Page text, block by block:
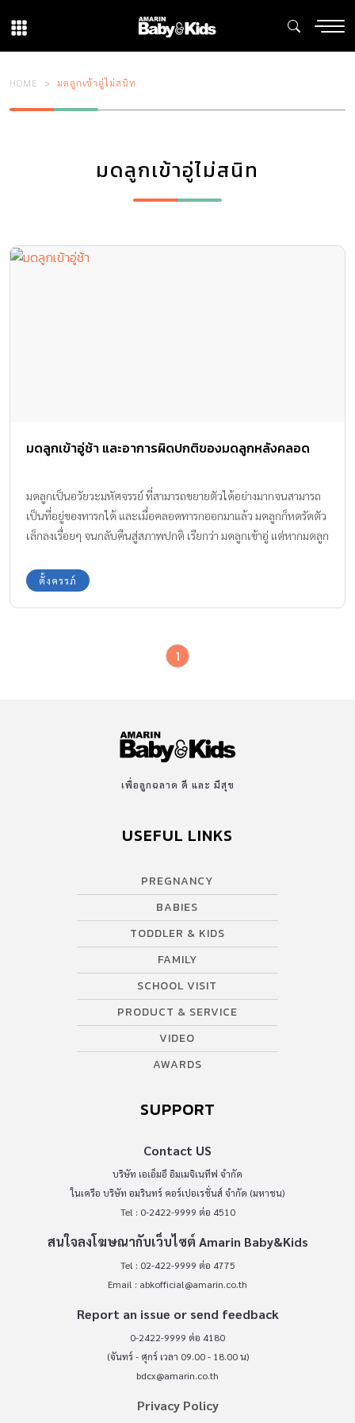
HOME มดลูกเข้าอู่ไม่สนิท
มดลูกเข้าอู่ไม่สนิท
มดลูกเข้าอู่ช้า และอาการผิดปกติของมดลูกหลังคลอด
มดลูกเป็นอวัยวะมหัศจรรย์ ที่สามารถขยายตัวได้อย่างมากจนสามารถ
เป็นที่อยู่ของทารกได้ และเมื่อคลอดทารกออกมาแล้ว มดลูกก็หดรัดตัว
เล็กลงเรื่อยๆ จนกลับคืนสู่สภาพปกติ เรียกว่า มดลูกเข้าอู่ แต่หากมดลูก
ตั้งครรภ์
1
เพื่อลูกฉลาด ดี และ มีสุข
USEFUL LINKS
PREGNANCY
BABIES
TODDLER & KIDS
FAMILY
SCHOOL VISIT
PRODUCT & SERVICE
VIDEO
AWARDS
SUPPORT
Contact US
บริษัท เอเอ็มอี อิมเมจิเนทีฟ จำกัด
ในเครือ บริษัท อมรินทร์ คอร์เปอเรชั่นส์ จำกัด (มหาชน)
Tel : 0-2422-9999 ต่อ 4510
สนใจลงโฆษณากับเว็บไซต์ Amarin Baby&Kids
Tel : 02-422-9999 ต่อ 4775
Email : abkofficial@amarin.co.th
Report an issue or send feedback
0-2422-9999 ต่อ 4180
(จันทร์ - ศุกร์ เวลา 09.00 - 18.00 น)
bdcx@amarin.co.th
Privacy Policy